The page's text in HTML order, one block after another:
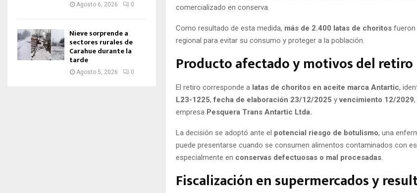
comercializado en conserva.
Como resultado de esta medida, más de 2.400 latas de choritos fueron
regional para evitar su consumo y proteger a la población.
Producto afectado y motivos del retiro
El retiro corresponde a latas de choritos en aceite marca Antartic,
L23-1225,fecha de elaboración 23/12/2025 yvencimiento 12/2029
empresa Pesquera Trans Antartic Ltda.
La decisión se adoptó ante el potencial riesgo de botulismo, una
puede presentarse cuando se consumen alimentos contaminados con
especialmente en conservas defectuosas o mal procesadas
Fiscalización en supermercados y
Agosto 6, 2026 0
Nieve sorprende a
sectores rurales de
Carahue durante la
tarde
Agosto 5, 2026 0